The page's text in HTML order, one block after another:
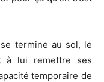
termine au sol, le
à lui remettre ses
temporaire de